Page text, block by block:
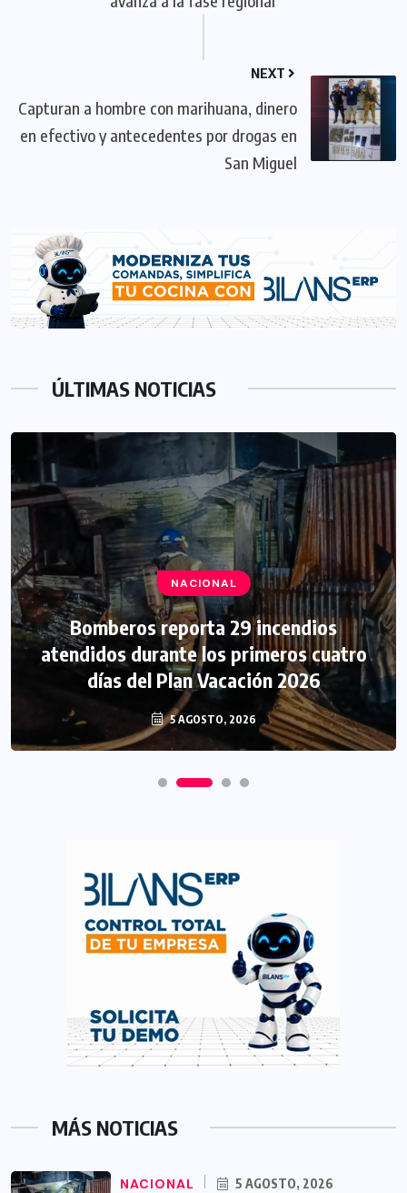
NEXT
Capturan a hombre con marihuana, dinero
en efectivo y antecedentes por drogas en
San Miguel
ÚLTIMAS NOTICIAS
NACIONAL
Bomberos reporta 29 incendios
atendidos durante los primeros cuatro
días del Plan Vacación 2026
5 AGOSTO, 2026
MÁS NOTICIAS
NACIONAL 5 AGOSTO, 2026